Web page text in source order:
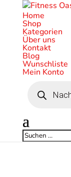
Home
Shop
Kategorien
Über uns
Kontakt
Blog
Wunschliste
Mein Konto
search